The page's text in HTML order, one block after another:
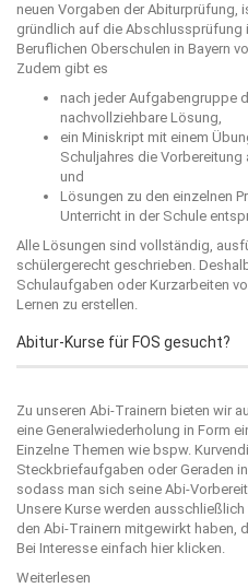
neuen Vorgaben der Abiturprüfung,
gründlich auf die Abschlussprüfung
Beruflichen Oberschulen in Bayern
Zudem gibt es
nach jeder Aufgabengruppe
nachvollziehbare Lösung,
ein Miniskript mit einem
Schuljahres die
und
Lösungen zu den einzelnen
Unterricht in der Schule
Alle Lösungen sind vollständig,
schülergerecht geschrieben.
Schulaufgaben oder Kurzarbeiten
Lernen zu erstellen.
Abitur-Kurse für FOS gesucht?
Zu unseren Abi-Trainern bieten wir
eine Generalwiederholung in Form
Einzelne Themen wie bspw.
Steckbriefaufgaben oder Geraden
sodass man sich seine Abi-
Unsere Kurse werden
den Abi-Trainern mitgewirkt haben,
Bei Interesse einfach hier klicken.
Weiterlesen